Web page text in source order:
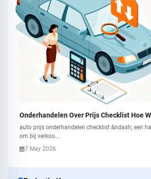
Onderhandelen Over Prijs Checklist Hoe
auto prijs onderhandelen checklist &ndash; een
om bij verkoo...
7 May 2026